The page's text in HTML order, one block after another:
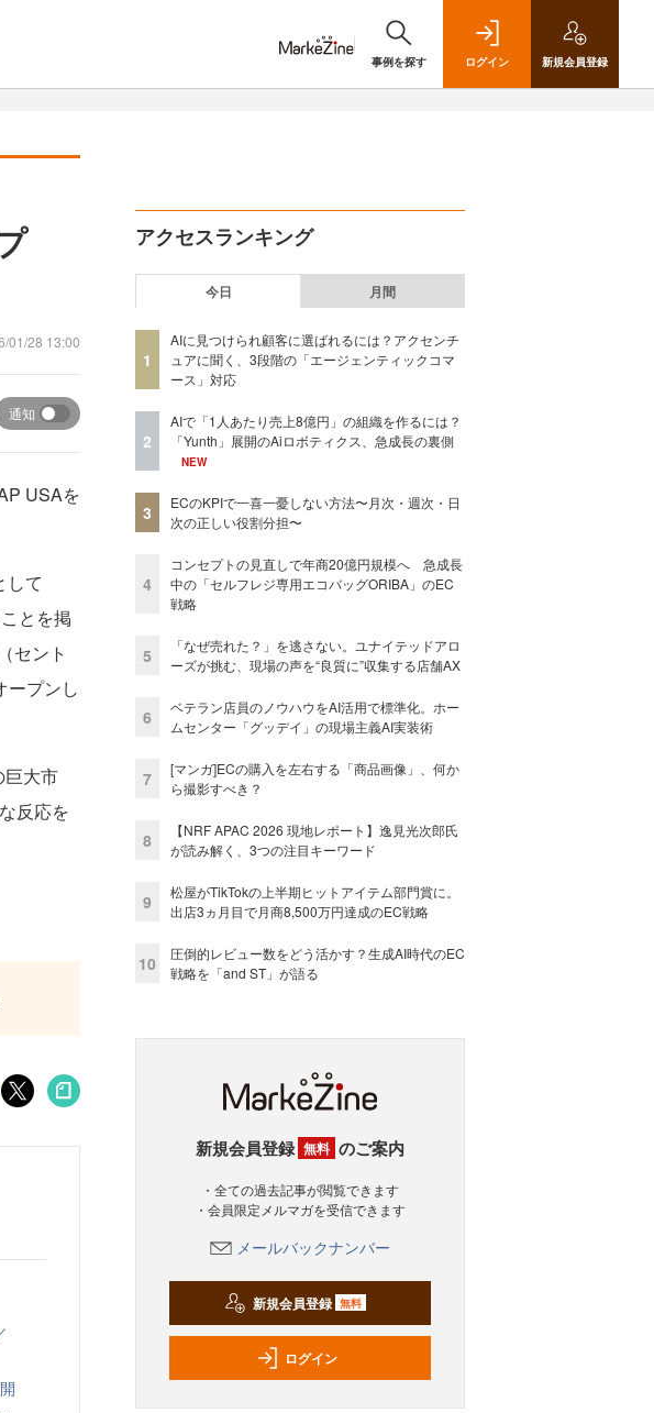
事例を探す ログイン 新規会員登録
01/28 13:00
通知
USAを
して
とを掲
セント
ープンし
大市
反応を
アクセスランキング
今日 月間
1
AIに見つけられ顧客に選ばれるには？アクセンチ
ュアに聞く、3段階の「エージェンティックコマ
ース」対応
2
AIで「1人あたり売上8億円」の組織を作るには？
「Yunth」展開のAiロボティクス、急成長の裏側
NEW
3
ECのKPIで一喜一憂しない方法〜月次・週次・日
次の正しい役割分担〜
4
コンセプトの見直しで年商20億円規模へ 急成長
中の「セルフレジ専用エコバッグORIBA」のEC
戦略
5
「なぜ売れた？」を逃さない。ユナイテッドアロ
ーズが挑む、現場の声を“良質に”収集する店舗AX
6
ベテラン店員のノウハウをAI活用で標準化。ホー
ムセンター「グッデイ」の現場主義AI実装術
7
[マンガ]ECの購入を左右する「商品画像」、何か
ら撮影すべき？
8
【NRF APAC 2026 現地レポート】逸見光次郎氏
が読み解く、3つの注目キーワード
9
松屋がTikTokの上半期ヒットアイテム部門賞に。
出店3ヵ月目で月商8,500万円達成のEC戦略
10
圧倒的レビュー数をどう活かす？生成AI時代のEC
戦略を「and ST」が語る
新規会員登録 無料 のご案内
・全ての過去記事が閲覧できます
・会員限定メルマガを受信できます
メールバックナンバー
新規会員登録 無料
ログイン